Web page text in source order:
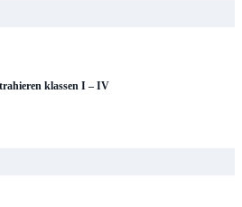
klassen I – IV